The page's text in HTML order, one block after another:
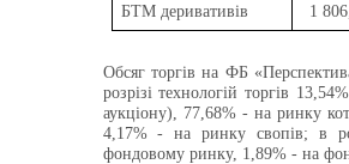
БТМ деривативів 1
Обсяг торгів на ФБ
розрізі технологій торгів
аукціону), 77,68% - на ринку
4,17% - на ринку свопів; в
фондовому ринку, 1,89% - на